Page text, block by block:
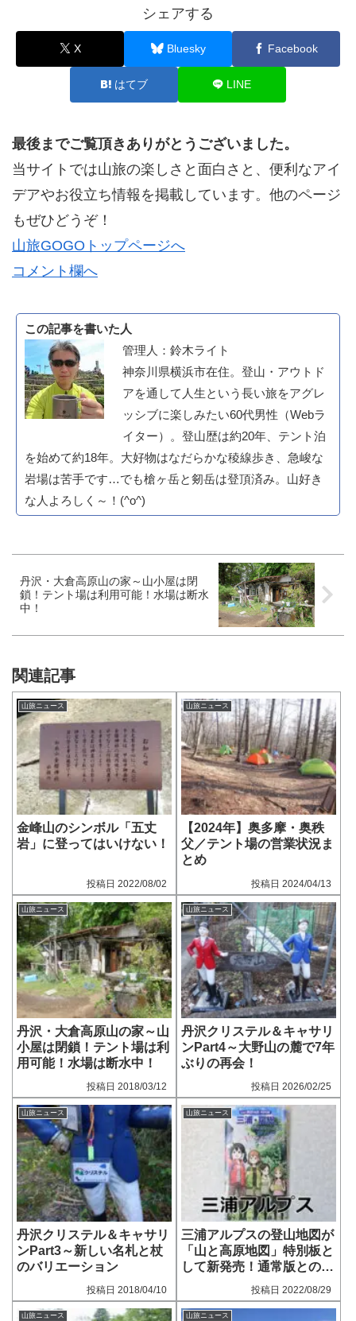
シェアする
X Bluesky Facebook
はてブ LINE
最後までご覧頂きありがとうございました。
当サイトでは山旅の楽しさと面白さと、便利なアイ
デアやお役立ち情報を掲載しています。他のページ
もぜひどうぞ！
山旅GOGOトップページへ
コメント欄へ
この記事を書いた人
管理人：鈴木ライト
神奈川県横浜市在住。登山・アウトド
アを通して人生という長い旅をアグレ
ッシブに楽しみたい60代男性（Webラ
イター）。登山歴は約20年、テント泊
を始めて約18年。大好物はなだらかな稜線歩き、急峻な
岩場は苦手です…でも槍ヶ岳と剱岳は登頂済み。山好き
な人よろしく～！(^o^)
丹沢・大倉高原山の家～山小屋は閉
鎖！テント場は利用可能！水場は断水
中！
関連記事
山旅ニュース
金峰山のシンボル「五丈
岩」に登ってはいけない！
2022/08/02
山旅ニュース
【2024年】奥多摩・奥秩
父／テント場の営業状況ま
とめ
2024/04/13
山旅ニュース
丹沢・大倉高原山の家～山
小屋は閉鎖！テント場は利
用可能！水場は断水中！
2018/03/12
山旅ニュース
丹沢クリステル＆キャサリ
ンPart4～大野山の麓で7年
ぶりの再会！
2026/02/25
山旅ニュース
丹沢クリステル＆キャサリ
ンPart3～新しい名札と杖
のバリエーション
2018/04/10
山旅ニュース
三浦アルプスの登山地図が
「山と高原地図」特別板と
して新発売！通常版との違
2022/08/29
山旅ニュース 山旅ニュース